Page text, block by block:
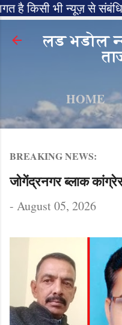
भी न्यूज़ से संबंधित
Skip to
लड भडोल
HOME
BREAKING NEWS:
जोगेंद्रनगर ब्लाक
- August 05, 2026
करें(9817742111)